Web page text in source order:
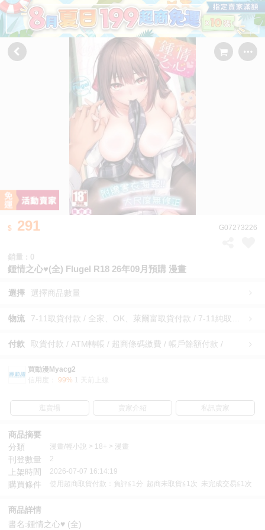
291 G07273226
銷量 : 0
鍾情之心♥(全) Flugel R18 26年09月預購 漫畫
選擇 選擇商品數量
物流
付款 取貨付款 / ATM轉帳 / 超商條碼繳費 / 帳戶餘額付款 /
買動漫Myacg2
信用度：
99% 1 天前上線
逛賣場 賣家介紹 私訊賣家
商品摘要
分類
漫畫/輕小說 > 18+ > 漫畫
刊登數量 2
上架時間 2026-07-07 16:14:19
購買條件 使用超商取貨付款：負評≦1分 超商未取貨≦1次 未完成交易≦1次
商品詳情
書名:鍾情之心♥ (全)